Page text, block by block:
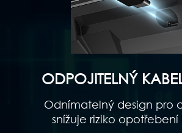
ODPOJITELNÝ
Odnímatelný design pro
snížuje riziko